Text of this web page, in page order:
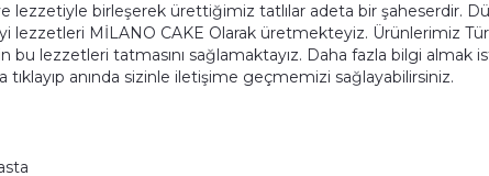
lezzetiyle birleşerek ürettiğimiz tatlılar adeta bir şaheserdir.
lezzetleri MİLANO CAKE Olarak üretmekteyiz. Ürünlerimiz
bu lezzetleri tatmasını sağlamaktayız. Daha fazla bilgi almak
tıklayıp anında sizinle iletişime geçmemizi sağlayabilirsiniz.